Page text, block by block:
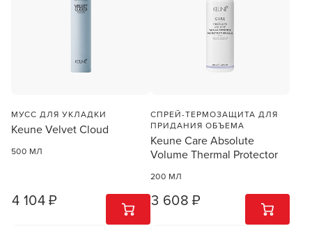
МУСС ДЛЯ УКЛАДКИ
Keune Velvet Cloud
500 МЛ
4 104 ₽ 1 ШТ
СПРЕЙ-ТЕРМОЗАЩИТА ДЛЯ
ПРИДАНИЯ ОБЪЕМА
Keune Care Absolute
Volume Thermal Protector
200 МЛ
3 608 ₽ 1 ШТ